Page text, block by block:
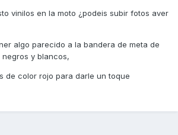
vinilos en la moto ¿podeis subir fotos aver
algo parecido a la bandera de meta de
y blancos,
de color rojo para darle un toque